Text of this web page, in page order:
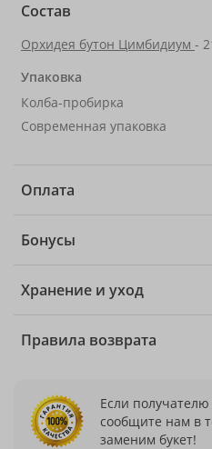
Состав
Орхидея бутон Цимбидиум -
Упаковка
Колба-пробирка
Современная упаковка
Оплата
Бонусы
Хранение и уход
Правила возврата
Если
сообщите нам в
заменим букет!